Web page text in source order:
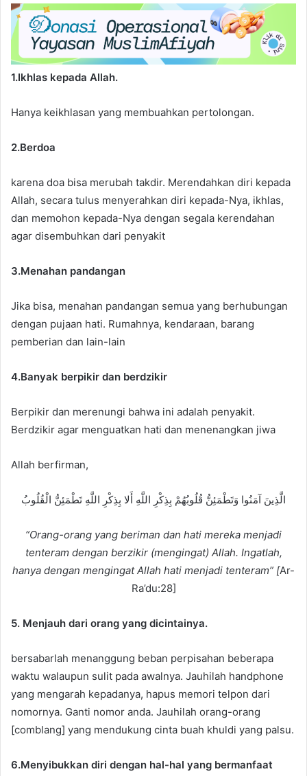
1.Ikhlas kepada Allah.
Hanya keikhlasan yang membuahkan pertolongan.
2.Berdoa
karena doa bisa merubah takdir. Merendahkan diri kepada
Allah, secara tulus menyerahkan diri kepada-Nya, ikhlas,
dan memohon kepada-Nya dengan segala kerendahan
agar disembuhkan dari penyakit
3.Menahan pandangan
Jika bisa, menahan pandangan semua yang berhubungan
dengan pujaan hati. Rumahnya, kendaraan, barang
pemberian dan lain-lain
4.Banyak berpikir dan berdzikir
Berpikir dan merenungi bahwa ini adalah penyakit.
Berdzikir agar menguatkan hati dan menenangkan jiwa
Allah berfirman,
الَّذِينَ آمَنُوا وَتَطْمَئِنُّ قُلُوبُهُمْ بِذِكْرِ اللَّهِ أَلا بِذِكْرِ اللَّهِ تَطْمَئِنُّ الْقُلُوبُ
“Orang-orang yang beriman dan hati mereka menjadi
tenteram dengan berzikir (mengingat) Allah. Ingatlah,
hanya dengan mengingat Allah hati menjadi tenteram” [Ar-
Ra’du:28]
5. Menjauh dari orang yang dicintainya.
bersabarlah menanggung beban perpisahan beberapa
waktu walaupun sulit pada awalnya. Jauhilah handphone
yang mengarah kepadanya, hapus memori telpon dari
nomornya. Ganti nomor anda. Jauhilah orang-orang
[comblang] yang mendukung cinta buah khuldi yang palsu.
6.Menyibukkan diri dengan hal-hal yang bermanfaat